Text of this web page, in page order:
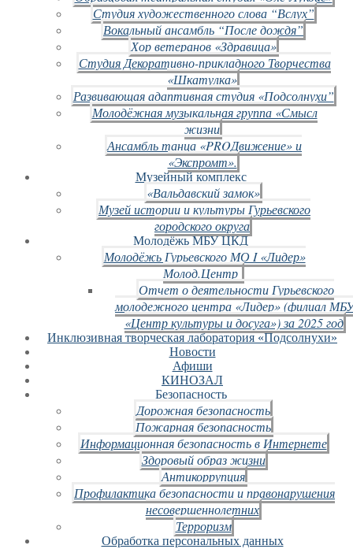
Студия художественного слова “Вслух”
Вокальный ансамбль “После дождя”
Хор ветеранов «Здравица»
Студия Декоративно-прикладного Творчества
«Шкатулка»
Развивающая адаптивная студия «Подсолнухи”
Молодёжная музыкальная группа «Смысл
жизни
Ансамбль танца «PROДвижение» и
«Экспромт».
Музейный комплекс
«Вальдавский замок»
Музей истории и культуры Гурьевского
городского округа
Молодёжь МБУ ЦКД
Молодёжь Гурьевского МО I «Лидер»
Молод.Центр
Отчет о деятельности Гурьевского
молодежного центра «Лидер» (филиал
«Центр культуры и досуга») за 2025 год
Инклюзивная творческая лаборатория «Подсолнухи»
Новости
Афиши
КИНОЗАЛ
Безопасность
Дорожная безопасность
Пожарная безопасность
Информационная безопасность в Интернете
Здоровый образ жизни
Антикоррупция
Профилактика безопасности и правонарушения
несовершеннолетних
Терроризм
Обработка персональных данных